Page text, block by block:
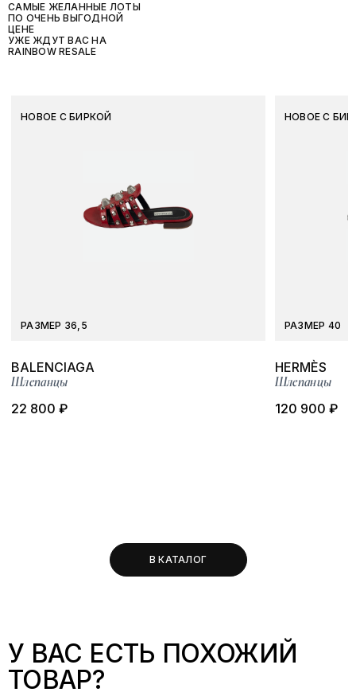
САМЫЕ ЖЕЛАННЫЕ ЛОТЫ
ПО ОЧЕНЬ ВЫГОДНОЙ
ЦЕНЕ
УЖЕ ЖДУТ ВАС НА
RAINBOW RESALE
НОВОЕ С БИРКОЙ
РАЗМЕР 36,5
BALENCIAGA
Шлепанцы
22 800 ₽
НОВОЕ С
РАЗМЕР 40
HERMÈS
Шлепанцы
120 900 ₽
В КАТАЛОГ
У ВАС ЕСТЬ ПОХОЖИЙ
ТОВАР?